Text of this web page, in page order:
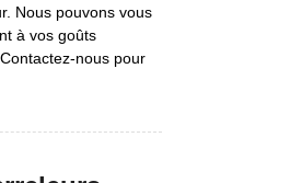
Nous pouvons vous
à vos goûts
nous pour